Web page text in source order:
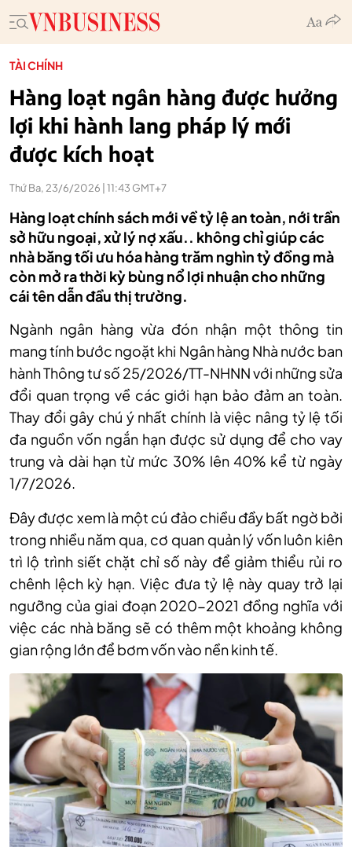
TÀI CHÍNH
Hàng loạt ngân hàng được hưởng
lợi khi hành lang pháp lý mới
được kích hoạt
Thứ Ba, 23/6/2026 | 11:43 GMT+7
Hàng loạt chính sách mới về tỷ lệ an toàn, nới trần
sở hữu ngoại, xử lý nợ xấu.. không chỉ giúp các
nhà băng tối ưu hóa hàng trăm nghìn tỷ đồng mà
còn mở ra thời kỳ bùng nổ lợi nhuận cho những
cái tên dẫn đầu thị trường.
Ngành ngân hàng vừa đón nhận một thông tin
mang tính bước ngoặt khi Ngân hàng Nhà nước ban
hành Thông tư số 25/2026/TT-NHNN với những sửa
đổi quan trọng về các giới hạn bảo đảm an toàn.
Thay đổi gây chú ý nhất chính là việc nâng tỷ lệ tối
đa nguồn vốn ngắn hạn được sử dụng để cho vay
trung và dài hạn từ mức 30% lên 40% kể từ ngày
1/7/2026.
Đây được xem là một cú đảo chiều đầy bất ngờ bởi
trong nhiều năm qua, cơ quan quản lý vốn luôn kiên
trì lộ trình siết chặt chỉ số này để giảm thiểu rủi ro
chênh lệch kỳ hạn. Việc đưa tỷ lệ này quay trở lại
ngưỡng của giai đoạn 2020-2021 đồng nghĩa với
việc các nhà băng sẽ có thêm một khoảng không
gian rộng lớn để bơm vốn vào nền kinh tế.